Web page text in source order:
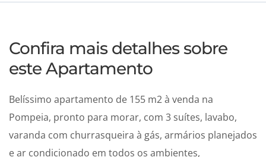
Confira mais detalhes sobre
este Apartamento
Belíssimo apartamento de 155 m2 à venda na
Pompeia, pronto para morar, com 3 suítes, lavabo,
varanda com churrasqueira à gás, armários planejados
e ar condicionado em todos os ambientes,